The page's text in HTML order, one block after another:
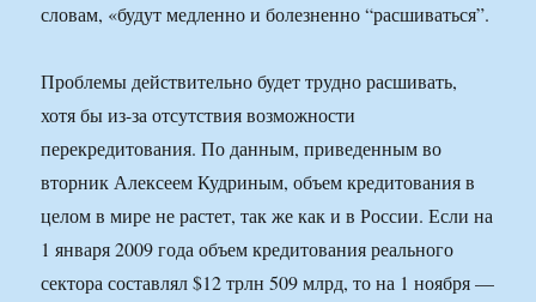
словам, «будут медленно и болезненно “расшиваться”.
Проблемы действительно будет трудно расшивать,
хотя бы из-за отсутствия возможности
перекредитования. По данным, приведенным во
вторник Алексеем Кудриным, объем кредитования в
целом в мире не растет, так же как и в России. Если на
1 января 2009 года объем кредитования реального
сектора составлял $12 трлн 509 млрд, то на 1 ноября —